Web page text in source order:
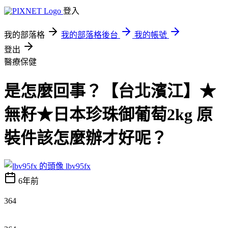
登入
我的部落格 我的部落格後台
我的帳號
登出
醫療保健
是怎麼回事？【台北濱江】★
無籽★日本珍珠御葡萄2kg 原
裝件該怎麼辦才好呢？
lbv95fx
6年前
364